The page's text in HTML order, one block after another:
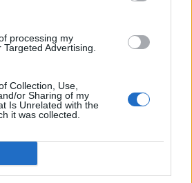
processing my
Advertising.
Collection, Use,
or Sharing of my
Is Unrelated with the
it was collected.
δεν κερνάει ούτε…